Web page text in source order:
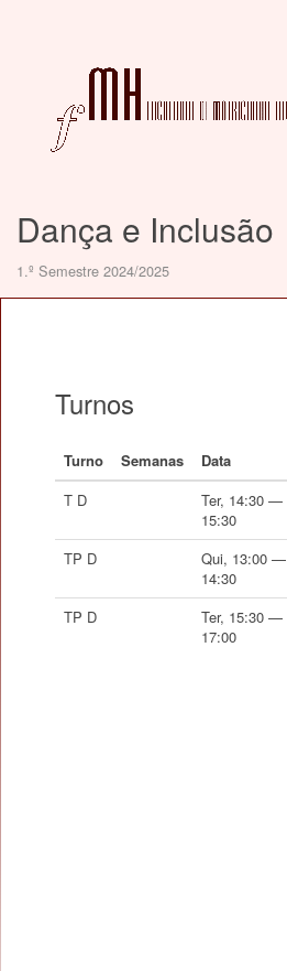
Dança e Inclusão
1.º Semestre 2024/2025
Turnos
Turno Semanas Data
T D
Ter, 14:30 —
15:30
TP D
Qui, 13:00 —
14:30
TP D
Ter, 15:30 —
17:00